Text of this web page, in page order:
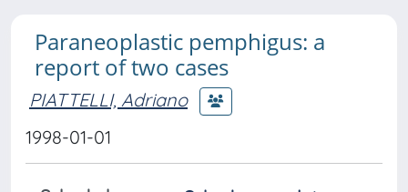
Paraneoplastic pemphigus: a
report of two cases
PIATTELLI, Adriano
1998-01-01